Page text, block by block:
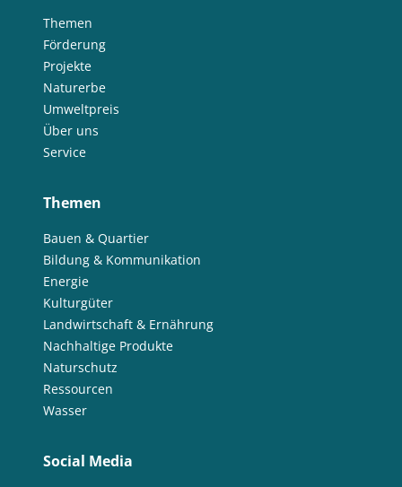
Themen
Förderung
Projekte
Naturerbe
Umweltpreis
Über uns
Service
Themen
Bauen & Quartier
Bildung & Kommunikation
Energie
Kulturgüter
Landwirtschaft & Ernährung
Nachhaltige Produkte
Naturschutz
Ressourcen
Wasser
Social Media